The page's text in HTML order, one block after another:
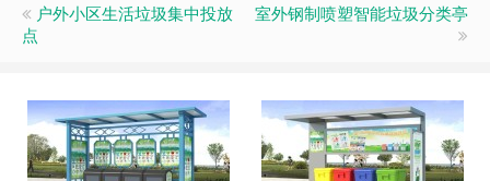
户外小区生活垃圾集中投放
点
室外钢制喷塑智能垃圾分类亭